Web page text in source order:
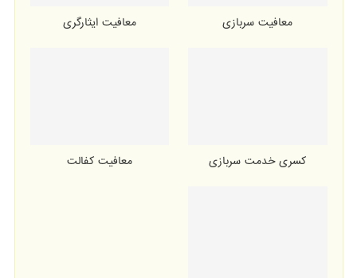
معافیت سربازی معافیت ایثارگری
کسری خدمت سربازی معافیت کفالت